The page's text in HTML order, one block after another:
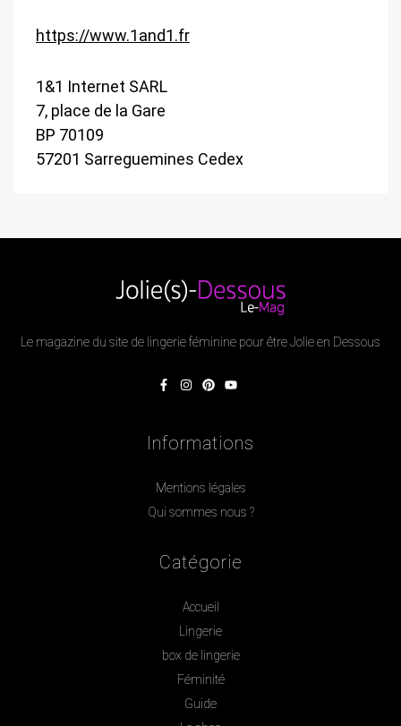
https://www.1and1.fr
1&1 Internet SARL
7, place de la Gare
BP 70109
57201 Sarreguemines Cedex
Le magazine du site de lingerie féminine pour être Jolie en Dessous
Informations
Mentions légales
Qui sommes nous ?
Catégorie
Accueil
Lingerie
box de lingerie
Féminité
Guide